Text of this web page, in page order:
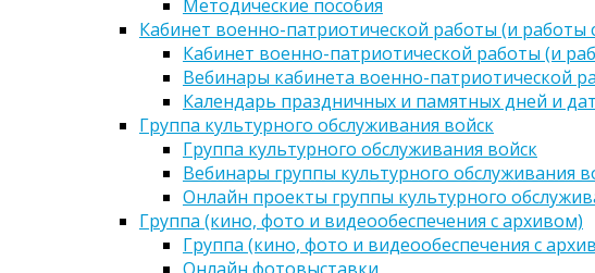
Методические пособия
Кабинет военно-патриотической работы (и работы
Кабинет военно-патриотической работы (и
Вебинары кабинета военно-патриотической
Календарь праздничных и памятных дней и
Группа культурного обслуживания войск
Группа культурного обслуживания войск
Вебинары группы культурного обслуживания
Онлайн проекты группы культурного
Группа (кино, фото и видеообеспечения с архивом)
Группа (кино, фото и видеообеспечения с